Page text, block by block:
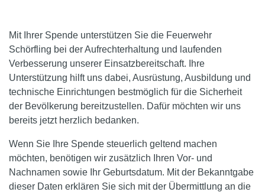
Mit Ihrer Spende unterstützen Sie die Feuerwehr
Schörfling bei der Aufrechterhaltung und laufenden
Verbesserung unserer Einsatzbereitschaft. Ihre
Unterstützung hilft uns dabei, Ausrüstung, Ausbildung und
technische Einrichtungen bestmöglich für die Sicherheit
der Bevölkerung bereitzustellen. Dafür möchten wir uns
bereits jetzt herzlich bedanken.
Wenn Sie Ihre Spende steuerlich geltend machen
möchten, benötigen wir zusätzlich Ihren Vor- und
Nachnamen sowie Ihr Geburtsdatum. Mit der Bekanntgabe
dieser Daten erklären Sie sich mit der Übermittlung an die